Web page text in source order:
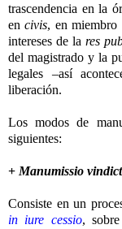
trascendencia en la
encivis, en miembro
intereses de la res
del magistrado y la
legales –así
liberación.
Los modos de
siguientes:
+ Manumissio
Consiste en un
in iure cessio,